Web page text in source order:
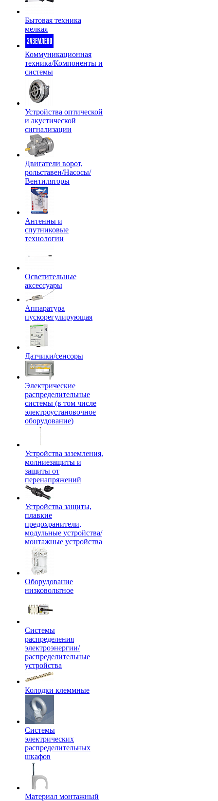
Бытовая техника
мелкая
Коммуникационная
техника/Компоненты и
системы
Устройства оптической
и акустической
сигнализации
Двигатели ворот,
рольставен/Насосы/
Вентиляторы
Антенны и
спутниковые
технологии
Осветительные
аксессуары
Аппаратура
пускорегулирующая
Датчики/сенсоры
Электрические
распределительные
системы (в том числе
электроустановочное
оборудование)
Устройства заземления,
молниезащиты и
защиты от
перенапряжений
Устройства защиты,
плавкие
предохранители,
модульные устройства/
монтажные устройства
Оборудование
низковольтное
Системы
распределения
электроэнергии/
распределительные
устройства
Колодки клеммные
Системы
электрических
распределительных
шкафов
Материал монтажный